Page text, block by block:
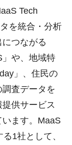
Tech
を統合・分析
つながる
や、地域特
」、住民の
査データを
供サービス
います。MaaS
1社として、